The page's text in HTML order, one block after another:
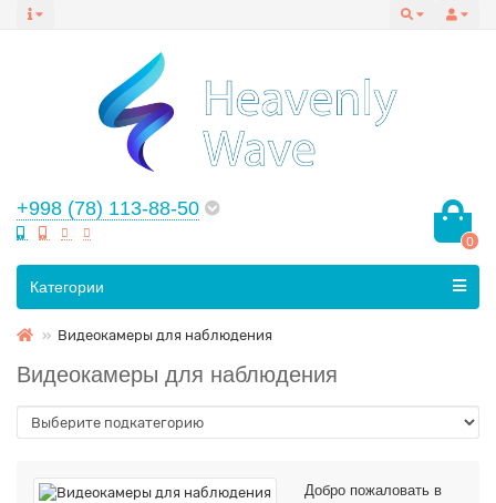
+998 (78) 113-88-50
0
Все категории
Категории
Видеокамеры для наблюдения
Видеокамеры для наблюдения
Добро пожаловать в